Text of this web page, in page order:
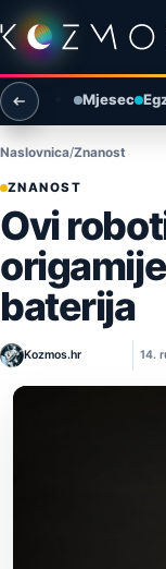
Preskoči na sadržaj
Otvori izbornik
Otvori pretragu
Mjesec
Naslovnica Znanost
ZNANOST
Ovi
baterija
Kozmos.hr 14.